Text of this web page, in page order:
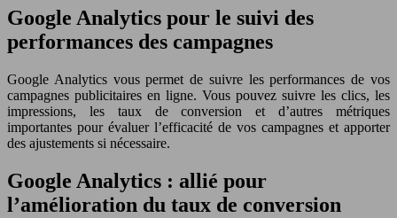
Google Analytics pour le suivi des
performances des campagnes
Google Analytics vous permet de suivre les performances de vos
campagnes publicitaires en ligne. Vous pouvez suivre les clics, les
impressions, les taux de conversion et d’autres métriques
importantes pour évaluer l’efficacité de vos campagnes et apporter
des ajustements si nécessaire.
Google Analytics : allié pour
l’amélioration du taux de conversion